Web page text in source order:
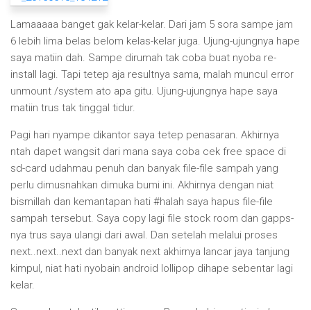
Lamaaaaa banget gak kelar-kelar. Dari jam 5 sora sampe jam
6 lebih lima belas belom kelas-kelar juga. Ujung-ujungnya hape
saya matiin dah. Sampe dirumah tak coba buat nyoba re-
install lagi. Tapi tetep aja resultnya sama, malah muncul error
unmount /system ato apa gitu. Ujung-ujungnya hape saya
matiin trus tak tinggal tidur.
Pagi hari nyampe dikantor saya tetep penasaran. Akhirnya
ntah dapet wangsit dari mana saya coba cek free space di
sd-card udahmau penuh dan banyak file-file sampah yang
perlu dimusnahkan dimuka bumi ini. Akhirnya dengan niat
bismillah dan kemantapan hati #halah saya hapus file-file
sampah tersebut. Saya copy lagi file stock room dan gapps-
nya trus saya ulangi dari awal. Dan setelah melalui proses
next..next..next dan banyak next akhirnya lancar jaya tanjung
kimpul, niat hati nyobain android lollipop dihape sebentar lagi
kelar.